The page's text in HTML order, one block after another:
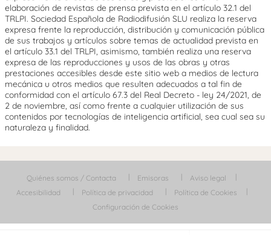
elaboración de revistas de prensa prevista en el artículo 32.1 del
TRLPI. Sociedad Española de Radiodifusión SLU realiza la reserva
expresa frente la reproducción, distribución y comunicación pública
de sus trabajos y artículos sobre temas de actualidad prevista en
el artículo 33.1 del TRLPI, asimismo, también realiza una reserva
expresa de las reproducciones y usos de las obras y otras
prestaciones accesibles desde este sitio web a medios de lectura
mecánica u otros medios que resulten adecuados a tal fin de
conformidad con el artículo 67.3 del Real Decreto - ley 24/2021, de
2 de noviembre, así como frente a cualquier utilización de sus
contenidos por tecnologías de inteligencia artificial, sea cual sea su
naturaleza y finalidad.
Quiénes somos / Contacta Emisoras
Aviso legal
Accesibilidad
Política de privacidad
Política de Cookies
Configuración de Cookies